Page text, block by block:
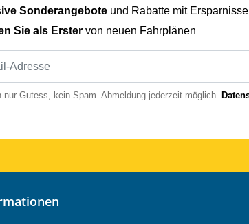
Sonderangebote und Rabatte mit
Sie als Erster von neuen Fahrplänen
nur Gutess, kein Spam. Abmeldung jederzeit möglich.